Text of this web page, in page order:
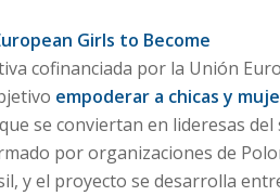
Girls to Become
cofinanciada por la Unión
empoderar a chicas y
se conviertan en lideresas del
por organizaciones de
y el proyecto se desarrolla